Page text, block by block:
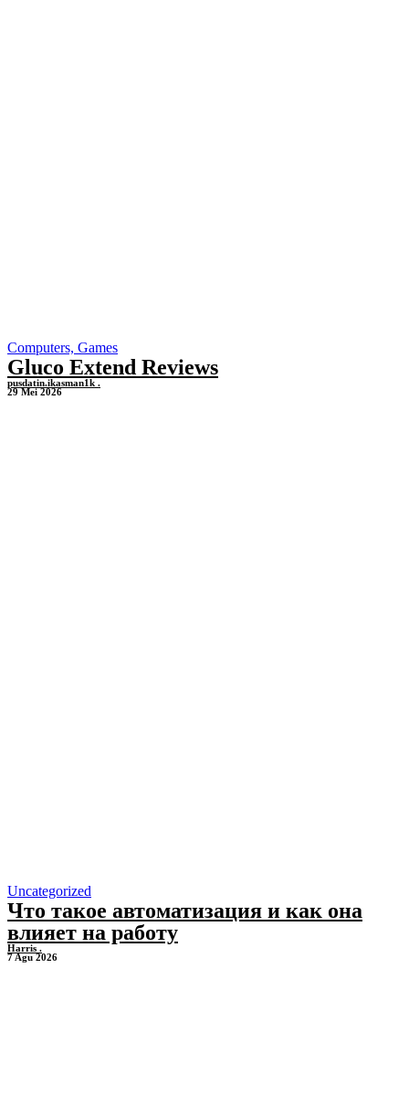
Computers, Games
Gluco Extend Reviews
pusdatin.ikasman1k .
29 Mei 2026
Uncategorized
Что такое автоматизация и как она
влияет на работу
Harris .
7 Agu 2026